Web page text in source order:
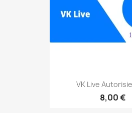
VK Live
8,00 €